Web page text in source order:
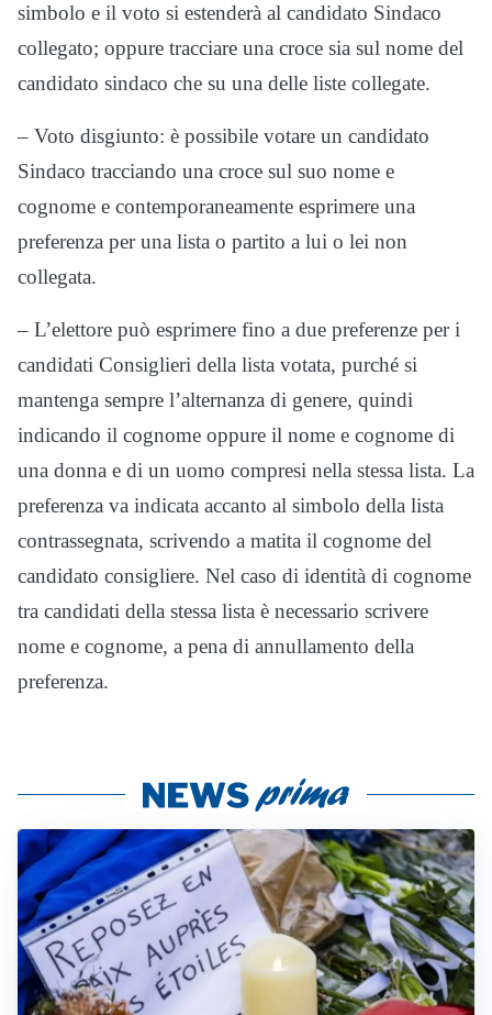
simbolo e il voto si estenderà al candidato Sindaco
collegato; oppure tracciare una croce sia sul nome del
candidato sindaco che su una delle liste collegate.
– Voto disgiunto: è possibile votare un candidato
Sindaco tracciando una croce sul suo nome e
cognome e contemporaneamente esprimere una
preferenza per una lista o partito a lui o lei non
collegata.
– L’elettore può esprimere fino a due preferenze per i
candidati Consiglieri della lista votata, purché si
mantenga sempre l’alternanza di genere, quindi
indicando il cognome oppure il nome e cognome di
una donna e di un uomo compresi nella stessa lista. La
preferenza va indicata accanto al simbolo della lista
contrassegnata, scrivendo a matita il cognome del
candidato consigliere. Nel caso di identità di cognome
tra candidati della stessa lista è necessario scrivere
nome e cognome, a pena di annullamento della
preferenza.